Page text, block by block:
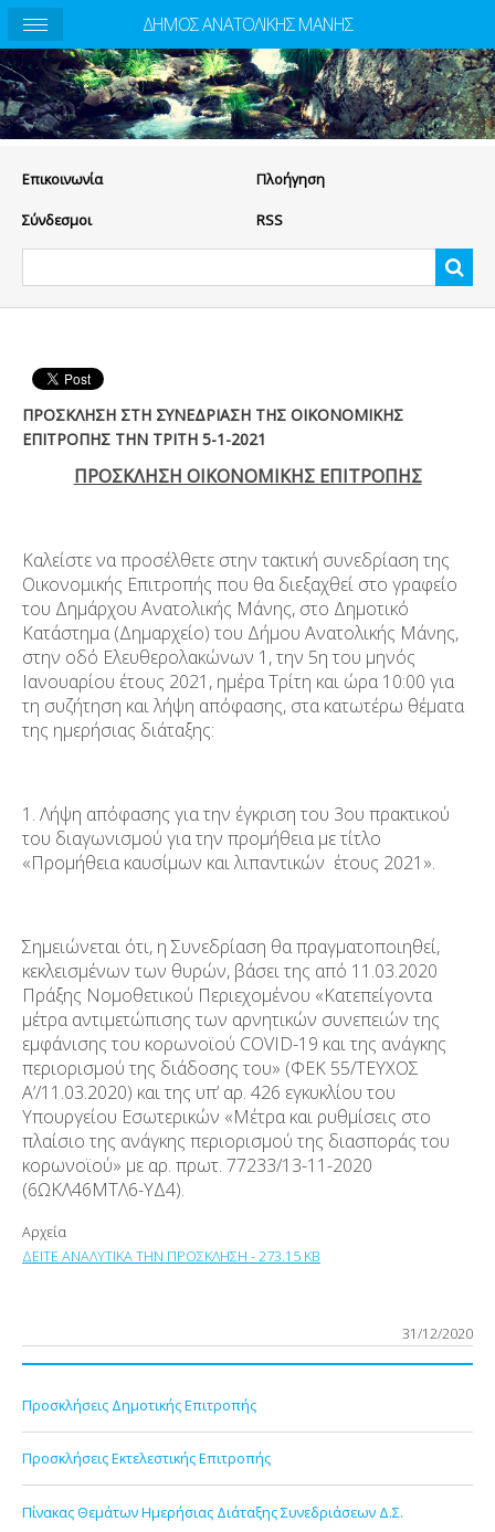
Eπικοινωνία Πλοήγηση
Σύνδεσμοι RSS
ΠΡΟΣΚΛΗΣΗ ΣΤΗ ΣΥΝΕΔΡΙΑΣΗ ΤΗΣ ΟΙΚΟΝΟΜΙΚΗΣ
ΕΠΙΤΡΟΠΗΣ ΤΗΝ ΤΡΙΤΗ 5-1-2021
ΠΡΟΣΚΛΗΣΗ ΟΙΚΟΝΟΜΙΚΗΣ ΕΠΙΤΡΟΠΗΣ
Καλείστε να προσέλθετε στην τακτική συνεδρίαση της
Οικονομικής Επιτροπής που θα διεξαχθεί στο γραφείο
του Δημάρχου Ανατολικής Μάνης, στο Δημοτικό
Κατάστημα (Δημαρχείο) του Δήμου Ανατολικής Μάνης,
στην οδό Ελευθερολακώνων 1, την 5η του μηνός
Ιανουαρίου έτους 2021, ημέρα Τρίτη και ώρα 10:00 για
τη συζήτηση και λήψη απόφασης, στα κατωτέρω θέματα
της ημερήσιας διάταξης:
1. Λήψη απόφασης για την έγκριση του 3ου πρακτικού
του διαγωνισμού για την προμήθεια με τίτλο
«Προμήθεια καυσίμων και λιπαντικών έτους 2021».
Σημειώνεται ότι,​​ η Συνεδρίαση θα πραγματοποιηθεί​​,
κεκλεισμένων των θυρών,​​ βάσει της από 11.03.2020
Πράξης Νομοθετικού Περιεχομένου «Κατεπείγοντα
μέτρα αντιμετώπισης των αρνητικών συνεπειών της
εμφάνισης του κορωνοϊού​​ COVID-19 και της ανάγκης
περιορισμού της διάδοσης του» (ΦΕΚ 55/ΤΕΥΧΟΣ
Α’/11.03.2020) και της υπ’ αρ. 426 εγκυκλίου του
Υπουργείου Εσωτερικών «Μέτρα και ρυθμίσεις στο
πλαίσιο της ανάγκης περιορισμού της διασποράς του
κορωνοϊού» με αρ. πρωτ. 77233/13-11-2020
(6ΩΚΛ46ΜΤΛ6-ΥΔ4).
Αρχεία
ΔΕΙΤΕ ΑΝΑΛΥΤΙΚΑ ΤΗΝ ΠΡΟΣΚΛΗΣΗ - 273.15 KB
31/12/2020
Προσκλήσεις Δημοτικής Επιτροπής
Προσκλήσεις Εκτελεστικής Επιτροπής
Πίνακας Θεμάτων Ημερήσιας Διάταξης Συνεδριάσεων Δ.Σ.
ΔΗΜΟΣ ΑΝΑΤΟΛΙΚΗΣ ΜΑΝΗΣ